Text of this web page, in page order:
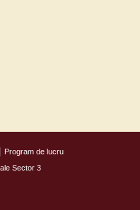
Program de lucru
Sector 3